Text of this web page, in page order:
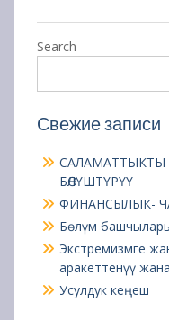
Search
Свежие записи
БӨЛҮШТҮРҮҮ
ФИНАНСЫЛЫК-
Бөлүм
Экстремизмге
аракеттенүү
Усулдук кеңеш